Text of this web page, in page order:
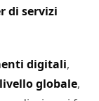
di servizi
digitali,
globale,